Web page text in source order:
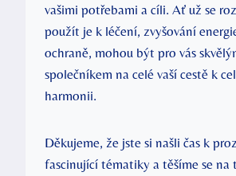
vašimi potřebami a cíli. Ať už se
použít je k léčení, zvyšování
ochraně, mohou být pro vás
společníkem na celé vaší cestě k
harmonii.
Děkujeme, že jste si našli čas k
fascinující tématiky a těšíme se na